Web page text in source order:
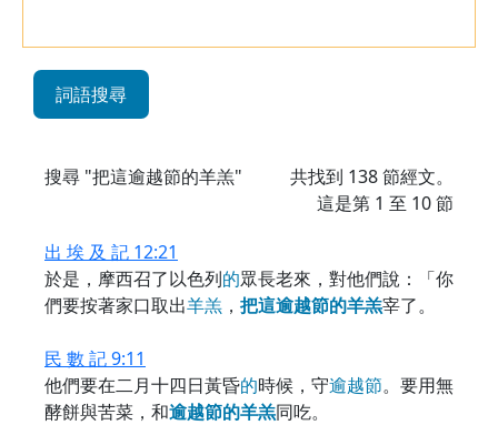
詞語搜尋
搜尋 "把這逾越節的羊羔" 共找到 138節經文。
這是第 1 至 10 節
出 埃 及 記 12:21
於是，摩西召了以色列的眾長老來，對他們說：「你
們要按著家口取出羊羔 ， 把這逾越節的羊羔宰了。
民 數 記 9:11
他們要在二月十四日黃昏的時候，守逾越節。要用無
酵餅與苦菜，和逾越節的羊羔同吃。